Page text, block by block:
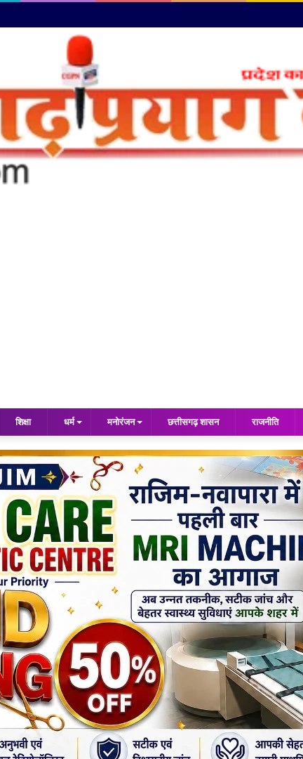
शिक्षा धर्म मनोरंजन छत्तीसगढ़ शासन राजनीति